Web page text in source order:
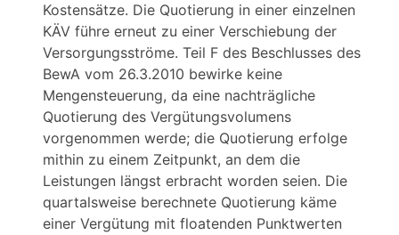
Kostensätze. Die Quotierung in einer einzelnen
KÄV führe erneut zu einer Verschiebung der
Versorgungsströme. Teil F des Beschlusses des
BewA vom 26.3.2010 bewirke keine
Mengensteuerung, da eine nachträgliche
Quotierung des Vergütungsvolumens
vorgenommen werde; die Quotierung erfolge
mithin zu einem Zeitpunkt, an dem die
Leistungen längst erbracht worden seien. Die
quartalsweise berechnete Quotierung käme
einer Vergütung mit floatenden Punktwerten